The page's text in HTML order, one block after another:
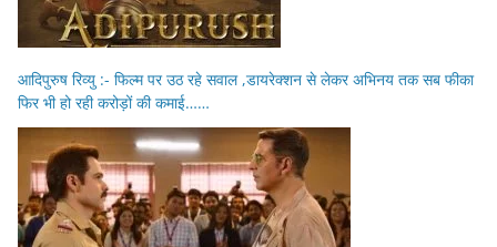
आदिपुरुष रिव्यु :- फिल्म पर उठ रहे सवाल ,डायरेक्शन से लेकर अभिनय तक सब फीका
फिर भी हो रही करोड़ों की कमाई……